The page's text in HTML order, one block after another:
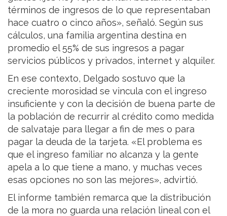
términos de ingresos de lo que representaban
hace cuatro o cinco años», señaló. Según sus
cálculos, una familia argentina destina en
promedio el 55% de sus ingresos a pagar
servicios públicos y privados, internet y alquiler.
En ese contexto, Delgado sostuvo que la
creciente morosidad se vincula con el ingreso
insuficiente y con la decisión de buena parte de
la población de recurrir al crédito como medida
de salvataje para llegar a fin de mes o para
pagar la deuda de la tarjeta. «El problema es
que el ingreso familiar no alcanza y la gente
apela a lo que tiene a mano, y muchas veces
esas opciones no son las mejores», advirtió.
El informe también remarca que la distribución
de la mora no guarda una relación lineal con el